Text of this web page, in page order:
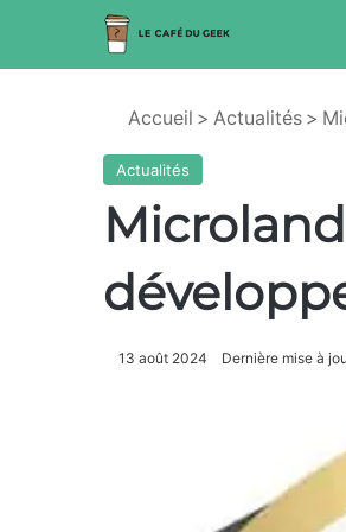
Accueil > Actualités >
Actualités
13 août 2024 Dernière mise à